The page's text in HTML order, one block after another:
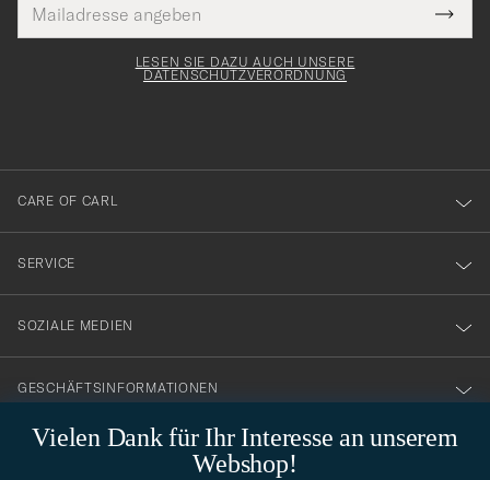
Vielen Dank für Ihr Interesse an unserem
Webshop!
Mail
Adresse
Tack
för
dig
till
vårt
nyhetsbrev!
LESEN SIE DAZU AUCH UNSERE
DATENSCHUTZVERORDNUNG
CARE OF CARL
SERVICE
SOZIALE MEDIEN
GESCHÄFTSINFORMATIONEN